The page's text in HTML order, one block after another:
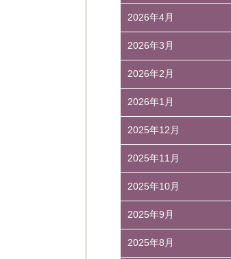
2026年4月
2026年3月
2026年2月
2026年1月
2025年12月
2025年11月
2025年10月
2025年9月
2025年8月